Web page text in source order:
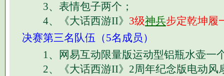
3、表情包子两个；
4、《大话西游II》 3级神兵步定乾坤履
决赛第三名队伍（5名成员）
1、网易互动限量版运动型铝瓶水壶一
2、《大话西游II》2周年纪念版电动风